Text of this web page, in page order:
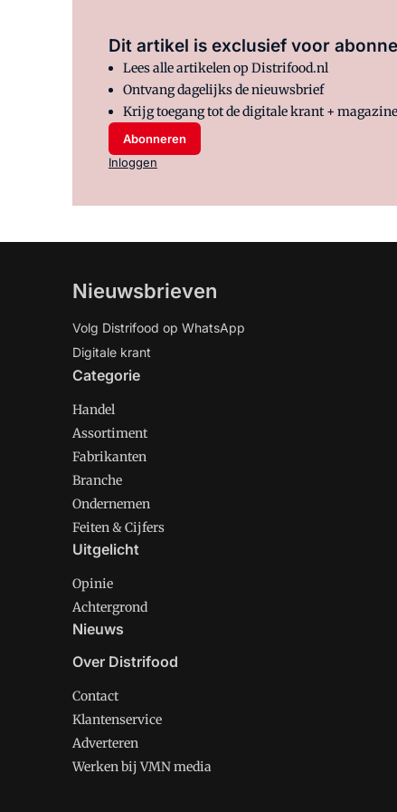
Dit artikel is exclusief voor
Lees alle artikelen op Distrifood.nl
Ontvang dagelijks de nieuwsbrief
Krijg toegang tot de digitale krant + magazine
Abonneren
Inloggen
Nieuwsbrieven
Volg Distrifood op WhatsApp
Digitale krant
Categorie
Handel
Assortiment
Fabrikanten
Branche
Ondernemen
Feiten & Cijfers
Uitgelicht
Opinie
Achtergrond
Nieuws
Over Distrifood
Contact
Klantenservice
Adverteren
Werken bij VMN media